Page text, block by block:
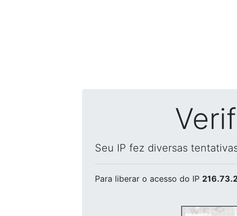
Seu IP fez diversas
Para liberar o acesso do IP